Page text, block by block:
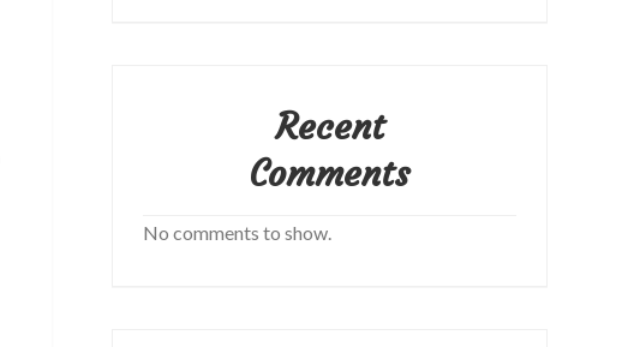
Recent
Comments
No comments to show.